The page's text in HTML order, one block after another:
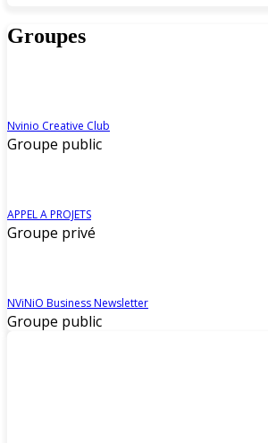
Groupes
Nvinio Creative Club
Groupe public
APPEL A PROJETS
Groupe privé
NViNiO Business Newsletter
Groupe public